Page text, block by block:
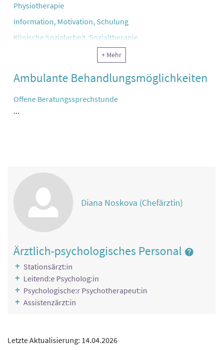
Physiotherapie
Information, Motivation, Schulung
Klinische Sozialarbeit, Sozialtherapie
Ergotherapie, Arbeitstherapie und andere funktionelle
Klinische Psychologie
Psychotherapie
Reha-Pflege
Kunsttherapie
+ Mehr
Ambulante Behandlungsmöglichkeiten
Offene Beratungssprechstunde
...
Diana Noskova (Chefärztin)
Ärztlich-psychologisches Personal
Stationsärzt:in
Leitend:e Psycholog:in
Psychologische:r Psychotherapeut:in
Assistenzärzt:in
Letzte Aktualisierung: 14.04.2026